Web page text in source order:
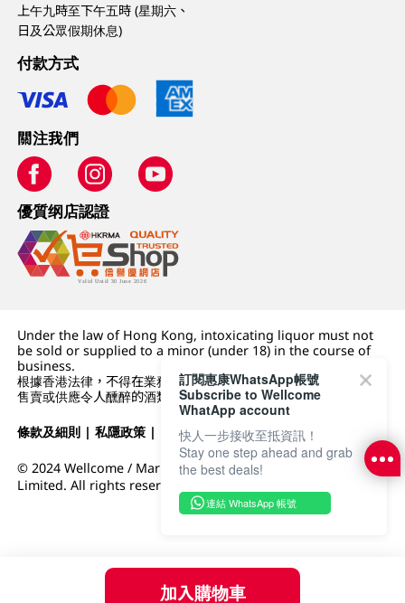
加入購物車
上午九時至下午五時 (星期六、
日及公眾假期休息)
付款方式
關注我們
優質纲店認證
Under the law of Hong Kong, intoxicating liquor must not
be sold or supplied to a minor (under 18) in the course of
business.
根據香港法律，不得在業務過程中，向未成年人 (18 歲以下人士)
售賣或供應令人醺醉的酒類。
條款及細則 |私隱政策 | DFI零售集團
© 2024 Wellcome / Market Place. The Dairy Farm Company
Limited. All rights reserved.
訂閱惠康WhatsApp帳號
Subscribe to Wellcome
WhatApp account
快人一步接收至抵資訊！
Stay one step ahead and grab
the best deals!
連結 WhatsApp 帳號